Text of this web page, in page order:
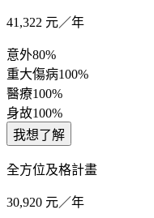
41,322 元／年
意外80%
重大傷病100%
醫療100%
身故100%
我想了解
全方位及格計畫
30,920 元／年